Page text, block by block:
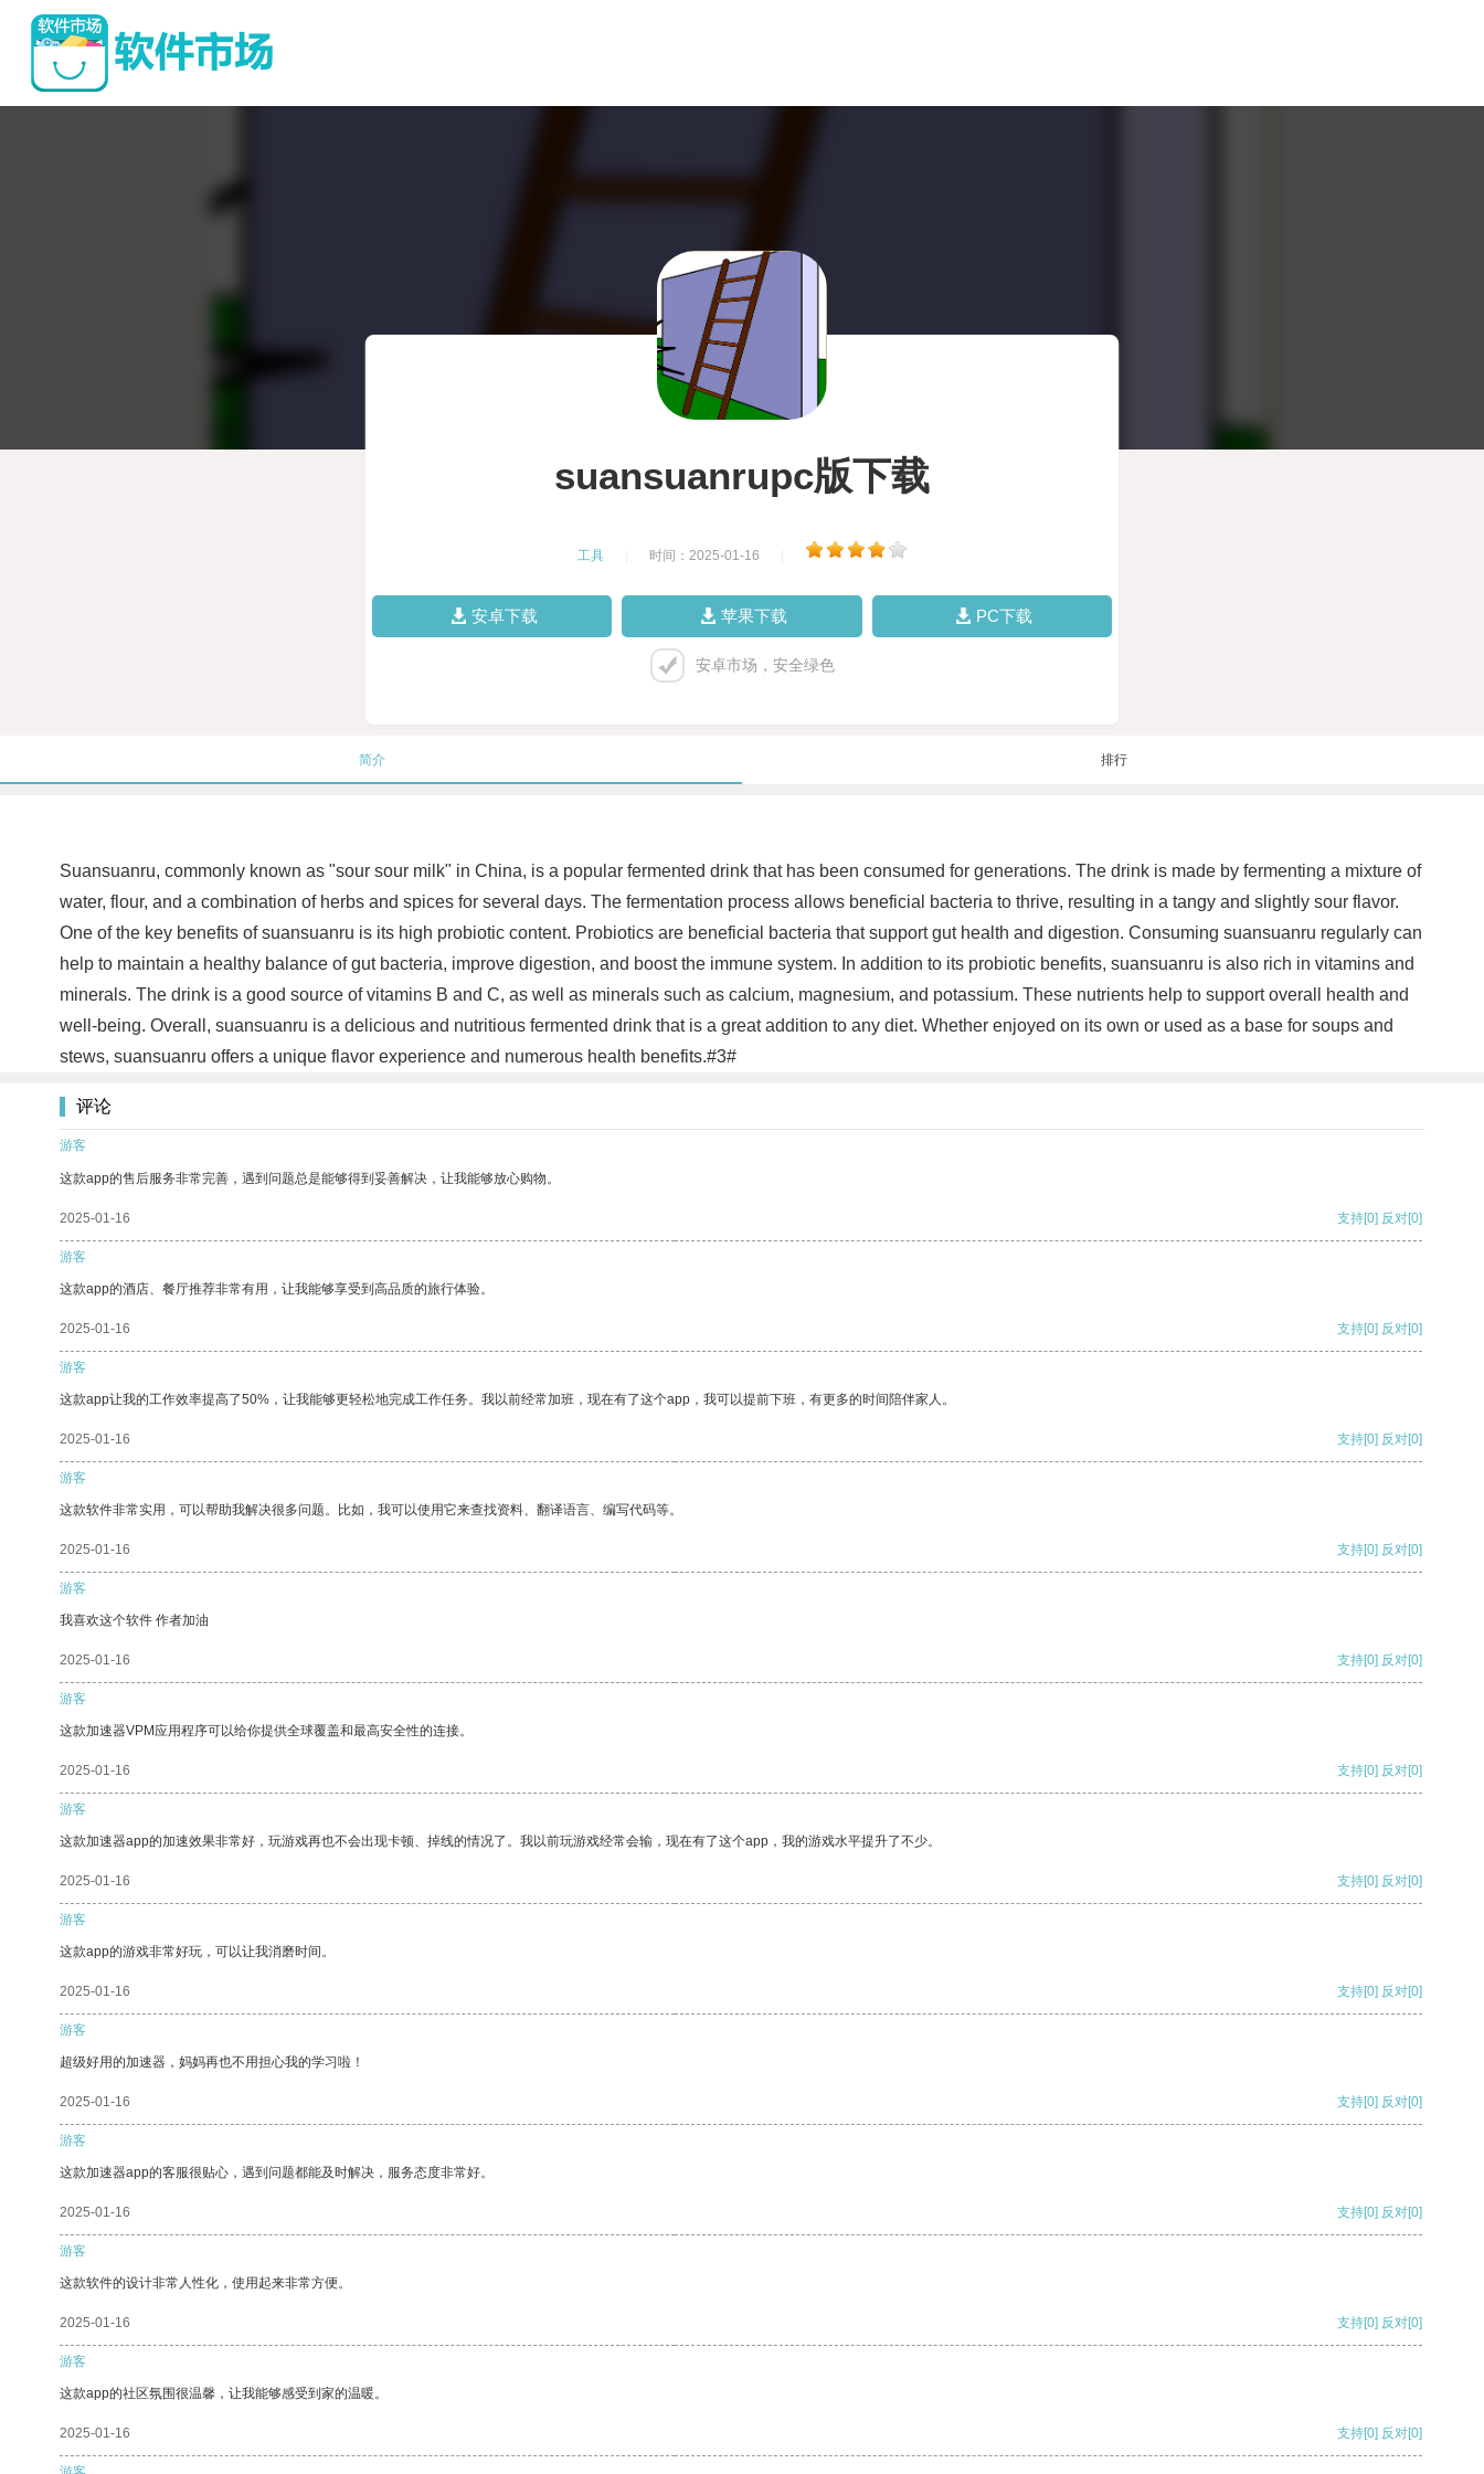
suansuanrupc版下载
工具 时间：2025-01-16
安卓下载 苹果下载 PC下载
安卓市场，安全绿色
简介 排行
Suansuanru, commonly known as "sour sour milk" in China, is a popular fermented drink that has been consumed for generations. The drink is made by fermenting a mixture of
water, flour, and a combination of herbs and spices for several days. The fermentation process allows beneficial bacteria to thrive, resulting in a tangy and slightly sour flavor.
One of the key benefits of suansuanru is its high probiotic content. Probiotics are beneficial bacteria that support gut health and digestion. Consuming suansuanru regularly can
help to maintain a healthy balance of gut bacteria, improve digestion, and boost the immune system. In addition to its probiotic benefits, suansuanru is also rich in vitamins and
minerals. The drink is a good source of vitamins B and C, as well as minerals such as calcium, magnesium, and potassium. These nutrients help to support overall health and
well-being. Overall, suansuanru is a delicious and nutritious fermented drink that is a great addition to any diet. Whether enjoyed on its own or used as a base for soups and
stews, suansuanru offers a unique flavor experience and numerous health benefits.#3#
评论
游客
这款app的售后服务非常完善，遇到问题总是能够得到妥善解决，让我能够放心购物。
2025-01-16 支持[0] 反对[0]
游客
这款app的酒店、餐厅推荐非常有用，让我能够享受到高品质的旅行体验。
2025-01-16 支持[0] 反对[0]
游客
这款app让我的工作效率提高了50%，让我能够更轻松地完成工作任务。我以前经常加班，现在有了这个app，我可以提前下班，有更多的时间陪伴家人。
2025-01-16 支持[0] 反对[0]
游客
这款软件非常实用，可以帮助我解决很多问题。比如，我可以使用它来查找资料、翻译语言、编写代码等。
2025-01-16 支持[0] 反对[0]
游客
我喜欢这个软件 作者加油
2025-01-16 支持[0] 反对[0]
游客
这款加速器VPM应用程序可以给你提供全球覆盖和最高安全性的连接。
2025-01-16 支持[0] 反对[0]
游客
这款加速器app的加速效果非常好，玩游戏再也不会出现卡顿、掉线的情况了。我以前玩游戏经常会输，现在有了这个app，我的游戏水平提升了不少。
2025-01-16 支持[0] 反对[0]
游客
这款app的游戏非常好玩，可以让我消磨时间。
2025-01-16 支持[0] 反对[0]
游客
超级好用的加速器，妈妈再也不用担心我的学习啦！
2025-01-16 支持[0] 反对[0]
游客
这款加速器app的客服很贴心，遇到问题都能及时解决，服务态度非常好。
2025-01-16 支持[0] 反对[0]
游客
这款软件的设计非常人性化，使用起来非常方便。
2025-01-16 支持[0] 反对[0]
游客
这款app的社区氛围很温馨，让我能够感受到家的温暖。
2025-01-16 支持[0] 反对[0]